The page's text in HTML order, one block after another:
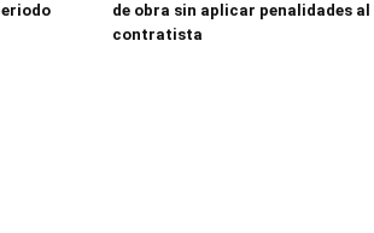
de obra sin aplicar penalidades al
contratista